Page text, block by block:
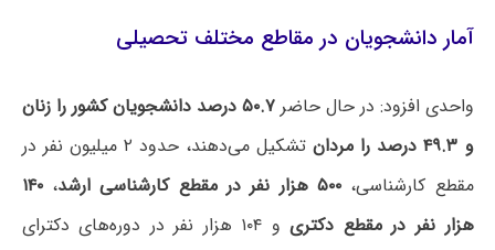
آمار دانشجویان در مقاطع مختلف تحصیلی
واحدی افزود: در حال حاضر
۵۰.۷ درصد دانشجویان کشور را زنان
و ۴۹.۳ درصد را مردان
تشکیل می‌دهند، حدود ۲ میلیون نفر در
مقطع کارشناسی،۵۰۰ هزار نفر در مقطع کارشناسی ارشد ،۱۴۰
هزار نفر در مقطع دکتری
و ۱۰۴ هزار نفر در دوره‌های دکترای